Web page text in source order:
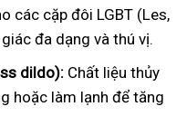
các cặp đôi LGBT (Les,
đa dạng và thú vị.
dildo): Chất liệu thủy
hoặc làm lạnh để tăng